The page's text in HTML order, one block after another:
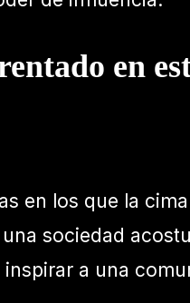
en
en los que la
sociedad
a una